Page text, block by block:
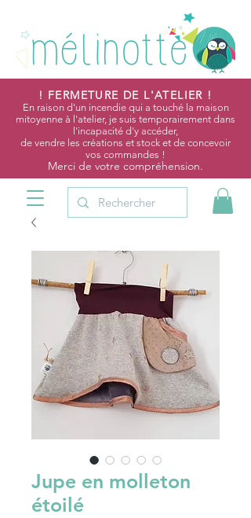
! FERMETURE DE L'ATELIER !
En raison d'un incendie qui a touché la maison
mitoyenne à l'atelier, je suis temporairement dans
l'incapacité d'y accéder,
de vendre les créations et stock et de concevoir
vos commandes !
Merci de votre compréhension.
Jupe en molleton
étoilé